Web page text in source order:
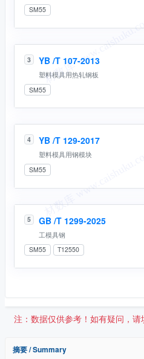
SM55
3 YB /T 107-2013
塑料模具用热轧钢板
SM55
4 YB /T 129-2017
塑料模具用钢模块
SM55
5 GB /T 1299-2025
工模具钢
SM55 T12550
注：数据仅供参考！如有疑问，请
摘要 / Summary